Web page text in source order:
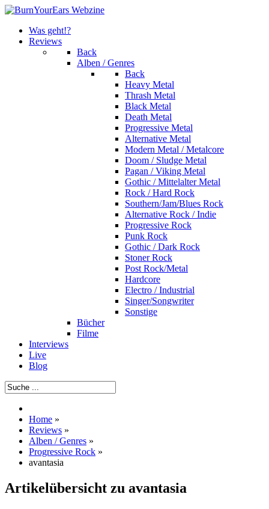
Was geht!?
Reviews
Back
Alben / Genres
Back
Heavy Metal
Thrash Metal
Black Metal
Death Metal
Progressive Metal
Alternative Metal
Modern Metal / Metalcore
Doom / Sludge Metal
Pagan / Viking Metal
Gothic / Mittelalter Metal
Rock / Hard Rock
Southern/Jam/Blues Rock
Alternative Rock / Indie
Progressive Rock
Punk Rock
Gothic / Dark Rock
Stoner Rock
Post Rock/Metal
Hardcore
Electro / Industrial
Singer/Songwriter
Sonstige
Bücher
Filme
Interviews
Live
Blog
Home »
Reviews »
Alben / Genres »
Progressive Rock »
avantasia
Artikelübersicht zu avantasia